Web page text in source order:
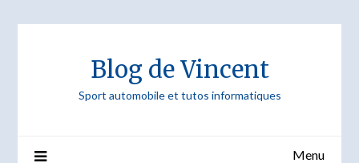
Blog de Vincent
Sport automobile et tutos informatiques
Menu